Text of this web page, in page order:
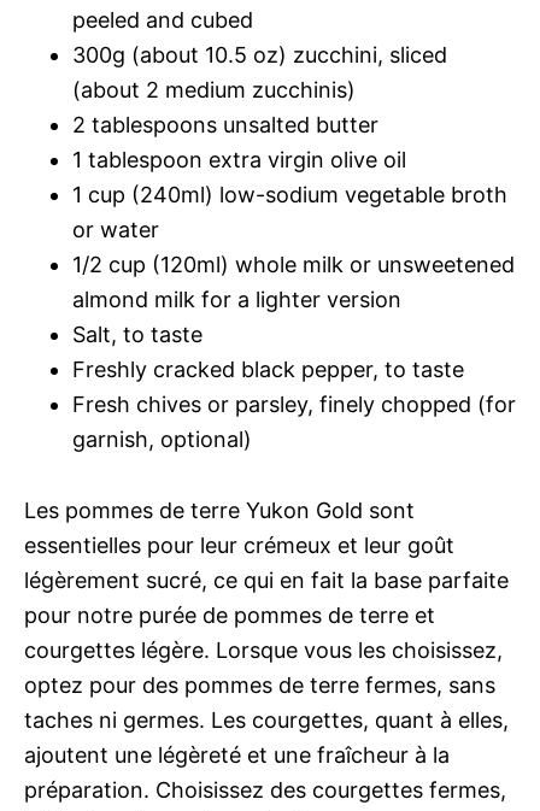
peeled and cubed
300g (about 10.5 oz) zucchini, sliced
(about 2 medium zucchinis)
2 tablespoons unsalted butter
1 tablespoon extra virgin olive oil
1 cup (240ml) low-sodium vegetable broth
or water
1/2 cup (120ml) whole milk or unsweetened
almond milk for a lighter version
Salt, to taste
Freshly cracked black pepper, to taste
Fresh chives or parsley, finely chopped (for
garnish, optional)
Les pommes de terre Yukon Gold sont
essentielles pour leur crémeux et leur goût
légèrement sucré, ce qui en fait la base parfaite
pour notre purée de pommes de terre et
courgettes légère. Lorsque vous les choisissez,
optez pour des pommes de terre fermes, sans
taches ni germes. Les courgettes, quant à elles,
ajoutent une légèreté et une fraîcheur à la
préparation. Choisissez des courgettes fermes,